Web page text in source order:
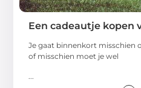
Een cadeautje kopen
Je gaat binnenkort misschien
of misschien moet je wel